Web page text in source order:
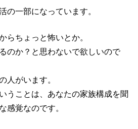
の一部になっています。
らちょっと怖いとか。
のか？と思わないで欲しいので
人がいます。
うことは、あなたの家族構成を聞
感覚なのです。